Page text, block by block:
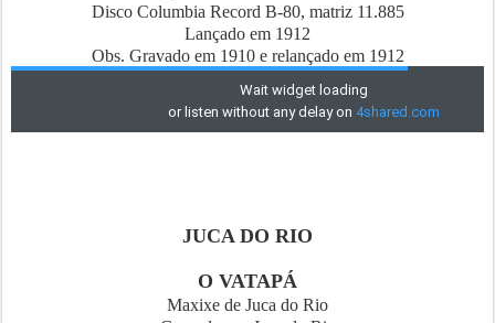
Disco Columbia Record B-80, matriz 11.885
Lançado em 1912
Obs. Gravado em 1910 e relançado em 1912
JUCA DO RIO
O VATAPÁ
Maxixe de Juca do Rio